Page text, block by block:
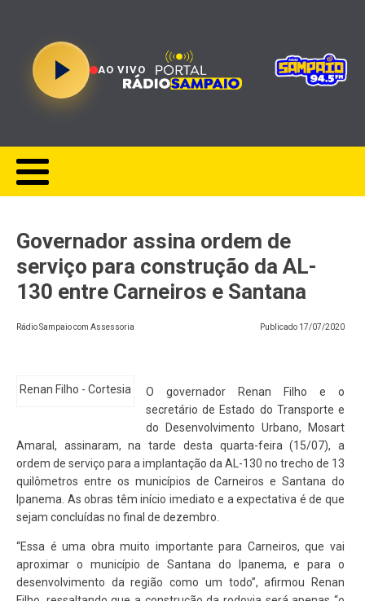
AO VIVO
​Governador assina ordem de
serviço para construção da AL-
130 entre Carneiros e Santana
Rádio Sampaio com Assessoria Publicado 17/07/2020
Renan Filho - Cortesia
O governador Renan Filho e o
secretário de Estado do Transporte e
do Desenvolvimento Urbano, Mosart
Amaral, assinaram, na tarde desta quarta-feira (15/07), a
ordem de serviço para a implantação da AL-130 no trecho de 13
quilômetros entre os municípios de Carneiros e Santana do
Ipanema. As obras têm início imediato e a expectativa é de que
sejam concluídas no final de dezembro.
“Essa é uma obra muito importante para Carneiros, que vai
aproximar o município de Santana do Ipanema, e para o
desenvolvimento da região como um todo”, afirmou Renan